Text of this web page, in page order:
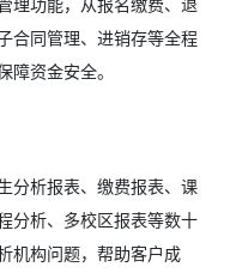
合同管理、进销存等全程
资金安全。
分析报表、缴费报表、课
分析、多校区报表等数十
机构问题，帮助客户成